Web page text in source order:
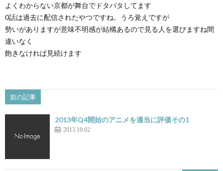
よくわからない京都が舞台でドタバタしてます
0話は過去に配信されたやつですね。うろ覚えですが
勢いがありますが意味不明感が結構あるので見る人を選びますね間
違いなく
飽きなければ見続けます
前の記事
2013年Q4開始のアニメを適当に評価その1
2013.10.02